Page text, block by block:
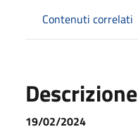
Contenuti correlati
Descrizione
19/02/2024